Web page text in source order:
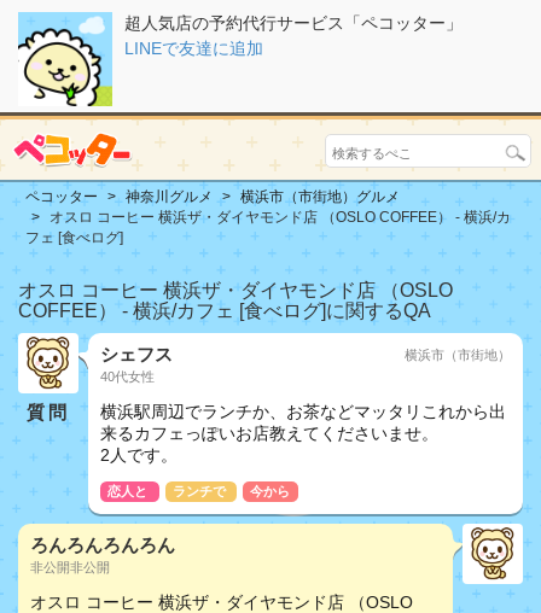
超人気店の予約代行サービス「ペコッター」
LINEで友達に追加
ペコッター 神奈川グルメ
横浜市（市街地）グルメ
オスロ コーヒー 横浜ザ・ダイヤモンド店 （OSLO COFFEE） - 横浜/カ
フェ [食べログ]
オスロ コーヒー 横浜ザ・ダイヤモンド店 （OSLO
COFFEE） - 横浜/カフェ [食べログ]に関するQA
質問
シェフス
40代女性
横浜市（市街地）
横浜駅周辺でランチか、お茶などマッタリこれから出
来るカフェっぽいお店教えてくださいませ。
2人です。
恋人と ランチで 今から
ろんろんろんろん
非公開非公開
オスロ コーヒー 横浜ザ・ダイヤモンド店 （OSLO